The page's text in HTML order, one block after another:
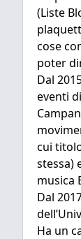
(Liste
cose
poter
Dal
eventi
cui
stessa)
musica
Dal
Ha un